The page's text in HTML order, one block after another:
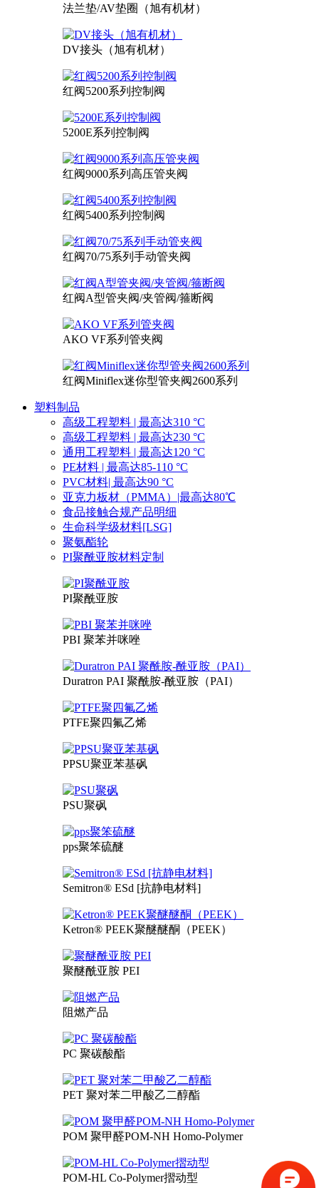
法兰垫/AV垫圈（旭有机材）
DV接头（旭有机材）
红阀5200系列控制阀
5200E系列控制阀
红阀9000系列高压管夹阀
红阀5400系列控制阀
红阀70/75系列手动管夹阀
红阀A型管夹阀/夹管阀/箍断阀
AKO VF系列管夹阀
红阀Miniflex迷你型管夹阀2600系列
塑料制品
高级工程塑料 | 最高达310 °C
高级工程塑料 | 最高达230 °C
通用工程塑料 | 最高达120 °C
PE材料 | 最高达85-110 °C
PVC材料| 最高达90 °C
亚克力板材（PMMA）|最高达80℃
食品接触合规产品明细
生命科学级材料[LSG]
聚氨酯轮
PI聚酰亚胺材料定制
PI聚酰亚胺
PBI 聚苯并咪唑
Duratron PAI 聚酰胺-酰亚胺（PAI）
PTFE聚四氟乙烯
PPSU聚亚苯基砜
PSU聚砜
pps聚笨硫醚
Semitron® ESd [抗静电材料]
Ketron® PEEK聚醚醚酮（PEEK）
聚醚酰亚胺 PEI
阻燃产品
PC 聚碳酸酯
PET 聚对苯二甲酸乙二醇酯
POM 聚甲醛POM-NH Homo-Polymer
POM-HL Co-Polymer摺动型